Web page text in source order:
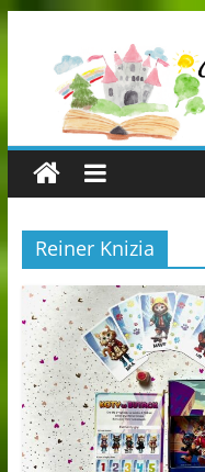
Reiner Knizia